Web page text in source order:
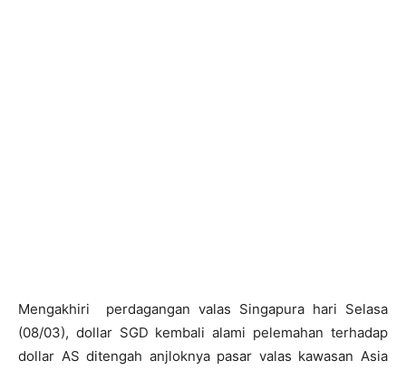
Mengakhiri perdagangan valas Singapura hari Selasa
(08/03), dollar SGD kembali alami pelemahan terhadap
dollar AS ditengah anjloknya pasar valas kawasan Asia